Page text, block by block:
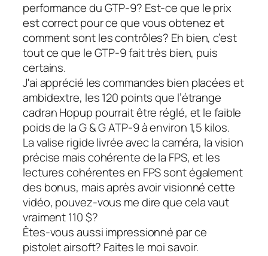
performance du GTP-9? Est-ce que le prix
est correct pour ce que vous obtenez et
comment sont les contrôles? Eh bien, c’est
tout ce que le GTP-9 fait très bien, puis
certains.
J'ai apprécié les commandes bien placées et
ambidextre, les 120 points que l’étrange
cadran Hopup pourrait être réglé, et le faible
poids de la G & G ATP-9 à environ 1,5 kilos.
La valise rigide livrée avec la caméra, la vision
précise mais cohérente de la FPS, et les
lectures cohérentes en FPS sont également
des bonus, mais après avoir visionné cette
vidéo, pouvez-vous me dire que cela vaut
vraiment 110 $?
Êtes-vous aussi impressionné par ce
pistolet airsoft? Faites le moi savoir.